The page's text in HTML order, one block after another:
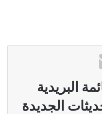
البريدية
الجديدة